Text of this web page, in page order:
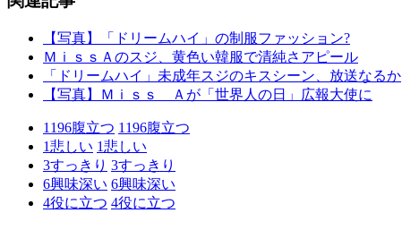
【写真】「ドリームハイ」の制服ファッション?
ＭｉｓｓＡのスジ、黄色い韓服で清純さアピール
「ドリームハイ」未成年スジのキスシーン、放送なるか
【写真】Ｍｉｓｓ Ａが「世界人の日」広報大使に
1196腹立つ 1196腹立つ
1悲しい 1悲しい
3すっきり 3すっきり
6興味深い 6興味深い
4役に立つ 4役に立つ